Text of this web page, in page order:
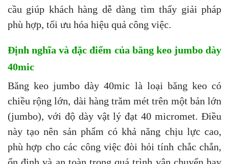
cầu giúp khách hàng dễ dàng tìm thấy giải pháp
phù hợp, tối ưu hóa hiệu quả công việc.
Định nghĩa và đặc điểm của băng keo jumbo dày
40mic
Băng keo jumbo dày 40mic là loại băng keo có
chiều rộng lớn, dài hàng trăm mét trên một bản lớn
(jumbo), với độ dày vật lý đạt 40 micromet. Điều
này tạo nên sản phẩm có khả năng chịu lực cao,
phù hợp cho các công việc đòi hỏi tính chắc chắn,
ổn định và an toàn trong quá trình vận chuyển hay